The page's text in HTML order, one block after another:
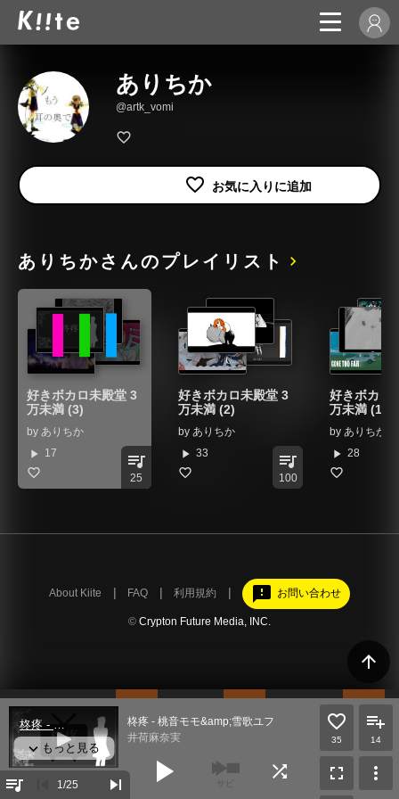
ありちか
@artk_vomi
ありちかさんのプレイリスト
好きボカロ未殿堂 3
万未満 (3)
by ありちか
play_arrow 17 queue_music
25
好きボカロ未殿堂 3
万未満 (2)
by ありちか
play_arrow 33 queue_music
100
好きボカロ
万未満 (1)
by ありちか
play_arrow 28
arrow_upward
About Kiite FAQ 利用規約 feedback お問い合わせ
© Crypton Future Media, INC.
queue_music 1 /25 skip_next
柊疼 - 桃音モモ&amp;雪歌ユフ
井荷麻奈実
play_arrow サビ
shuffle
35 14
fullscreen more_vert